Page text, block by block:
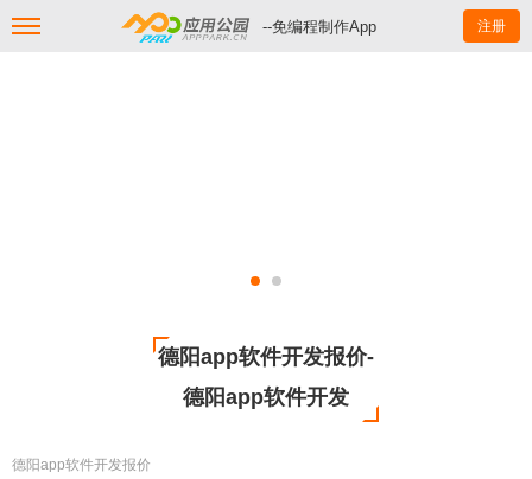
--免编程制作App 注册
德阳app软件开发报价-
德阳app软件开发
德阳app软件开发报价